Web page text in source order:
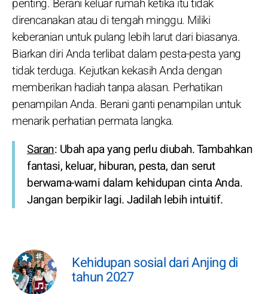
penting. Berani keluar rumah ketika itu tidak
direncanakan atau di tengah minggu. Miliki
keberanian untuk pulang lebih larut dari biasanya.
Biarkan diri Anda terlibat dalam pesta-pesta yang
tidak terduga. Kejutkan kekasih Anda dengan
memberikan hadiah tanpa alasan. Perhatikan
penampilan Anda. Berani ganti penampilan untuk
menarik perhatian permata langka.
Saran: Ubah apa yang perlu diubah. Tambahkan
fantasi, keluar, hiburan, pesta, dan serut
berwarna-warni dalam kehidupan cinta Anda.
Jangan berpikir lagi. Jadilah lebih intuitif.
Kehidupan sosial dari Anjing di
tahun 2027